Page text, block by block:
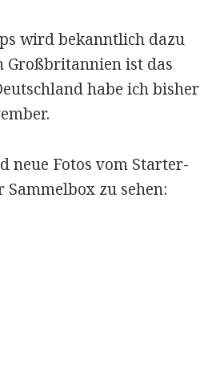
wird bekanntlich dazu
Großbritannien ist das
habe ich bisher
neue Fotos vom Starter-
zu sehen: